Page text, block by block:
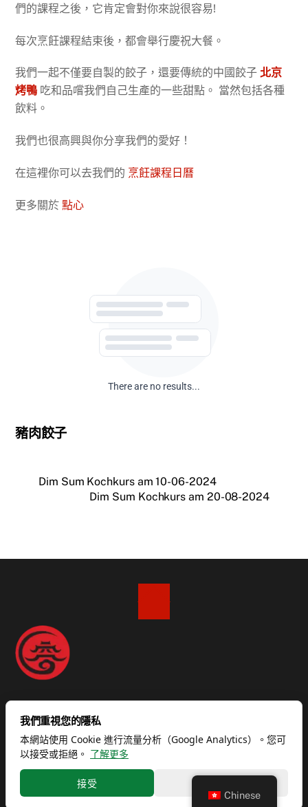
們的課程之後，它肯定會對你來說很容易!
每次烹飪課程結束後，都會舉行慶祝大餐。
我們一起不僅要自製的餃子，還要傳統的中國餃子北京
烤鴨 吃和品嚐我們自己生產的一些甜點。 當然包括各種
飲料。
我們也很高興與你分享我們的愛好！
在這裡你可以去我們的 烹飪課程日曆
更多關於點心
There are no results...
豬肉餃子
Dim Sum Kochkurs am 10-06-2024
Dim Sum Kochkurs am 20-08-2024
到
部
數據處理
©China Restaurant Yung Shop - 容龍酒家
Powered byWordTune®
Chinese
我們重視您的隱私
本網站使用 Cookie 進行流量分析（Google Analytics）。您可
以接受或拒絕。 了解更多
接受